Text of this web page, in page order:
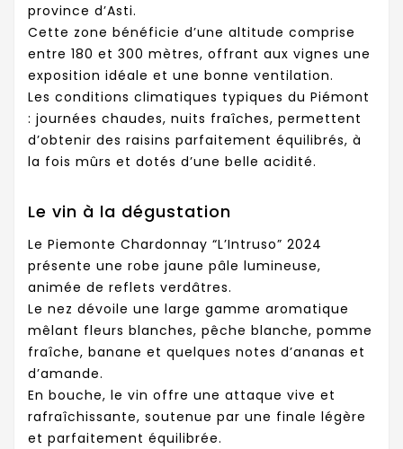
province d’Asti.
Cette zone bénéficie d’une altitude comprise
entre 180 et 300 mètres, offrant aux vignes une
exposition idéale et une bonne ventilation.
Les conditions climatiques typiques du Piémont
: journées chaudes, nuits fraîches, permettent
d’obtenir des raisins parfaitement équilibrés, à
la fois mûrs et dotés d’une belle acidité.
Le vin à la dégustation
Le Piemonte Chardonnay “L’Intruso” 2024
présente une robe jaune pâle lumineuse,
animée de reflets verdâtres.
Le nez dévoile une large gamme aromatique
mêlant fleurs blanches, pêche blanche, pomme
fraîche, banane et quelques notes d’ananas et
d’amande.
En bouche, le vin offre une attaque vive et
rafraîchissante, soutenue par une finale légère
et parfaitement équilibrée.